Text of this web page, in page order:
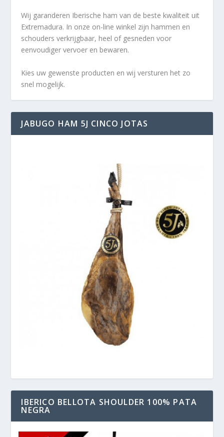
Wij garanderen Iberische ham van de beste kwaliteit uit
Extremadura. In onze on-line winkel zijn hammen en
schouders verkrijgbaar, heel of gesneden voor
eenvoudiger vervoer en bewaren.
Kies uw gewenste producten en wij versturen het zo
snel mogelijk.
JABUGO HAM 5J CINCO JOTAS
IBERICO BELLOTA SHOULDER 100% PATA
NEGRA